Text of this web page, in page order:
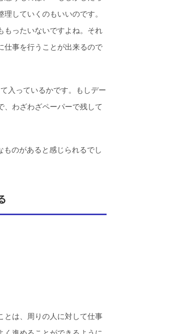
していくのもいいのです。
もったいないですよね。それ
仕事を行うことが出来るので
入っているかです。もしデー
、わざわざペーパーで残して
のがあると感じられるでし
とは、周りの人に対して仕事